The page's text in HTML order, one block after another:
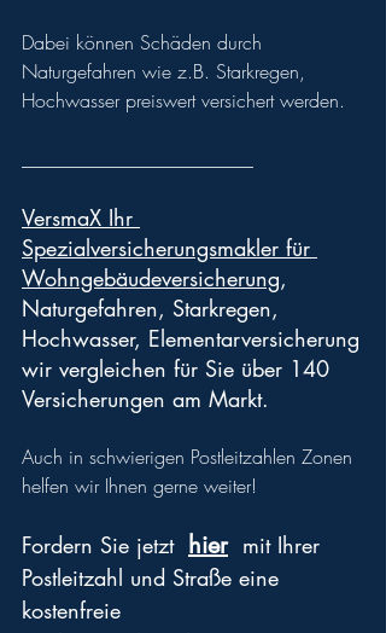
Dabei können Schäden durch
Naturgefahren wie z.B. Starkregen,
Hochwasser preiswert versichert werden.
VersmaX Ihr
Spezialversicherungsmakler für
Wohngebäudeversicherung,
Naturgefahren, Starkregen,
Hochwasser, Elementarversicherung
wir vergleichen für Sie über 140
Versicherungen am Markt.
Auch in schwierigen Postleitzahlen Zonen
helfen wir Ihnen gerne weiter!
Fordern Sie jetzt hier
  mit Ihrer
Postleitzahl und Straße eine
kostenfreie